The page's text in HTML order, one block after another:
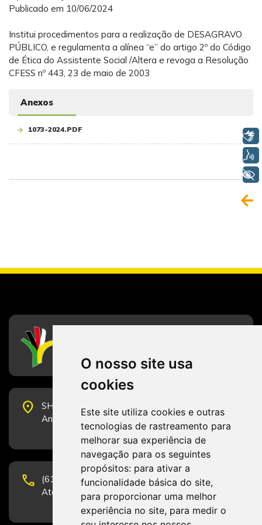
O nosso site usa
cookies
Este site utiliza cookies e outras
tecnologias de rastreamento para
melhorar sua experiência de
navegação para os seguintes
propósitos: para ativar a
funcionalidade básica do site,
para proporcionar uma melhor
experiência no site, para medir o
Publicado em 10/06/2024
Institui procedimentos para a realização de DESAGRAVO
PÚBLICO, e regulamenta a alínea “e” do artigo 2º do Código
de Ética do Assistente Social /Altera e revoga a Resolução
CFESS nº 443, 23 de maio de 2003
Anexos
1073-2024.PDF
place
SHS Quadra 6, Bloco E, Complexo Brasil 21, 20º
Andar, Sala 2001 - CEP 70322-915 - Brasília/DF
phone
(61) 3223-1652 e (61) 98131-3801.
Atendimento por telefone em horário comercial